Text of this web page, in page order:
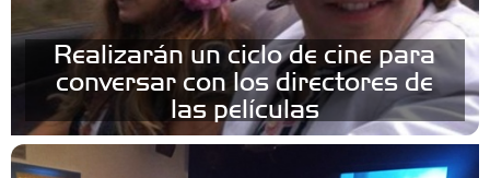
Realizarán un ciclo de cine para
conversar con los directores de
las películas